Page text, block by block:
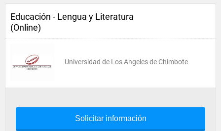
Educación - Lengua y Literatura
(Online)
Universidad de Los Angeles de Chimbote
Solicitar información